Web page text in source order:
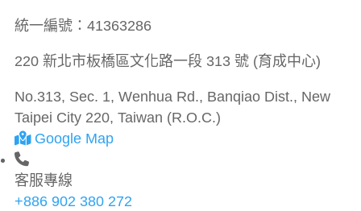
統一編號： 41363286
220 新北市板橋區文化路一段 313 號 (育成中心)
No.313, Sec. 1, Wenhua Rd., Banqiao Dist., New
Taipei City 220, Taiwan (R.O.C.)
Google Map
客服專線
+886 902 380 272